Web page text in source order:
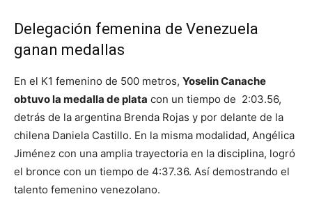
Delegación femenina de Venezuela
ganan medallas
En el K1 femenino de 500 metros, Yoselin Canache
obtuvo la medalla de plata con un tiempo de 2:03.56,
detrás de la argentina Brenda Rojas y por delante de la
chilena Daniela Castillo. En la misma modalidad, Angélica
Jiménez con una amplia trayectoria en la disciplina, logró
el bronce con un tiempo de 4:37.36. Así demostrando el
talento femenino venezolano.